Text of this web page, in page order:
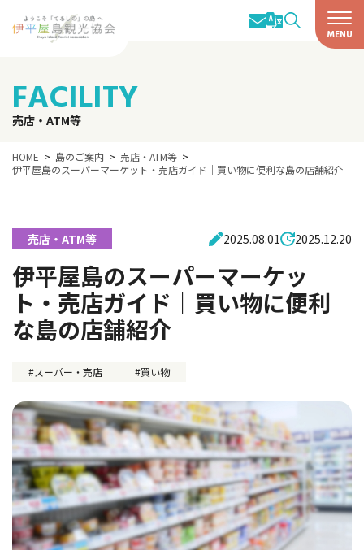
FACILITY
売店・ATM等
HOME 島のご案内
売店・ATM等
伊平屋島のスーパーマーケット・売店ガイド｜買い物に便利な島の店舗紹介
売店・ATM等 2025.08.01 2025.12.20
伊平屋島のスーパーマーケッ
ト・売店ガイド｜買い物に便利
な島の店舗紹介
スーパー・売店 買い物